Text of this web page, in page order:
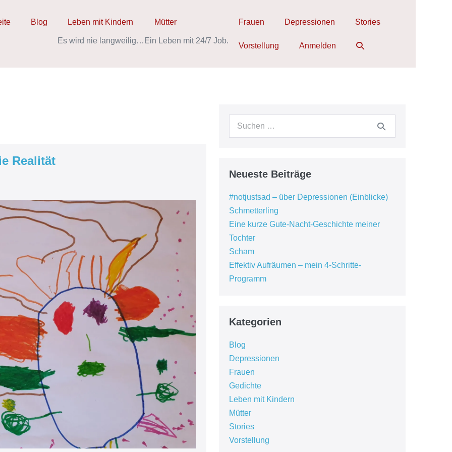
Blog Leben mit Kindern
Es wird nie langweilig…
Mütter
Ein Leben mit 24/7 Job.
Frauen Depressionen Stories
Vorstellung Anmelden
Suche-
Realität
Suchen
Neueste Beiträge
#notjustsad – über Depressionen (Einblicke)
Schmetterling
Eine kurze Gute-Nacht-Geschichte meiner
Tochter
Scham
Effektiv Aufräumen – mein 4-Schritte-
Programm
Kategorien
Blog
Depressionen
Frauen
Gedichte
Leben mit Kindern
Mütter
Stories
Vorstellung